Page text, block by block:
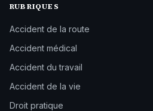
RUBRIQUES
Accident de la route
Accident médical
Accident du travail
Accident de la vie
Droit pratique